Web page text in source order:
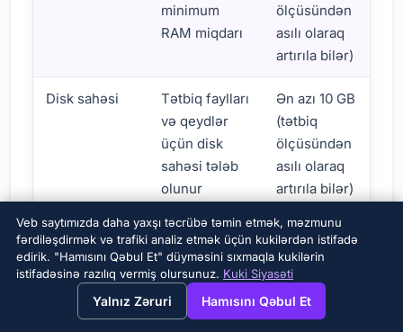
View this page in English?
Node.js Hosting Quraşdırması üçün tələblər
minimum
RAM miqdarı
ölçüsündən
asılı olaraq
artırıla bilər)
Disk sahəsi
Tətbiq faylları
və qeydlər
üçün disk
sahəsi tələb
olunur
Ən azı 10 GB
(tətbiq
ölçüsündən
asılı olaraq
artırıla bilər)
Tətbiqiniz tərəfindən tələb olunan bütün
asılılıqların və kitabxanaların düzgün
quraşdırıldığından əmin olun.npmvə ya
Veb saytımızda daha yaxşı təcrübə təmin etmək, məzmunu
fərdiləşdirmək və trafiki analiz etmək üçün kukilərdən istifadə
edirik. "Hamısını Qəbul Et" düyməsini sıxmaqla kukilərin
istifadəsinə razılıq vermiş olursunuz. Kuki Siyasəti
Yalnız Zəruri Hamısını Qəbul Et